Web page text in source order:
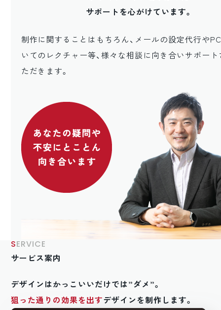
サポートを心がけています。
制作に関することはもちろん、メールの設定代行や
いてのレクチャー等、様々な相談に向き合いサポート
ただきます。
SERVICE
サービス案内
デザインはかっこいいだけでは”ダメ”。
狙った通りの効果を出すデザインを制作します。